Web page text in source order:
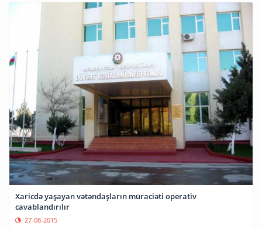
Xaricdə yaşayan vətəndaşların müraciəti operativ
cavablandırılır
27-08-2015